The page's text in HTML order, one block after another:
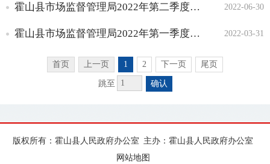
2022-06-30
霍山县市场监督管理局2022年第二季度小餐饮许可信息
2022-03-31
霍山县市场监督管理局2022年第一季度小餐饮许可信息
首页 上一页 1 2 下一页 尾页
跳至 确认
版权所有：霍山县人民政府办公室 主办：霍山县人民政府办公室
网站地图